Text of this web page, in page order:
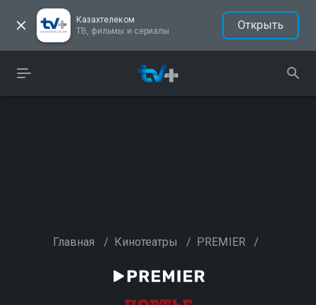
Казахтелеком
ТВ, фильмы и сериалы
Открыть
Главная / Кинотеатры / PREMIER /